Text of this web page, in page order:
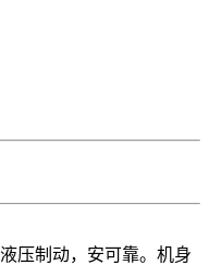
压制动，安可靠。机身